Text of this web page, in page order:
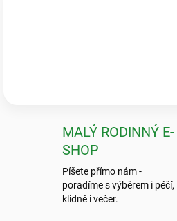
MALÝ RODINNÝ E-
SHOP
Píšete přímo nám -
poradíme s výběrem i péčí,
klidně i večer.